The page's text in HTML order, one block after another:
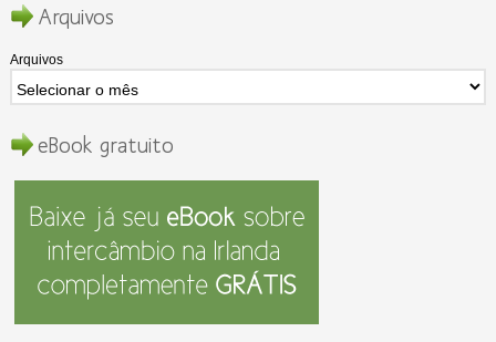
Arquivos
Arquivos
eBook gratuito